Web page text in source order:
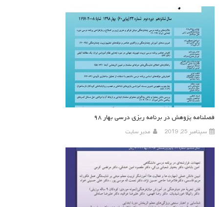
فصلنامه پژوهش در برنامه ریزی درسی بهار ۹۸
سپتامبر 25, 2019 مدیر سایت